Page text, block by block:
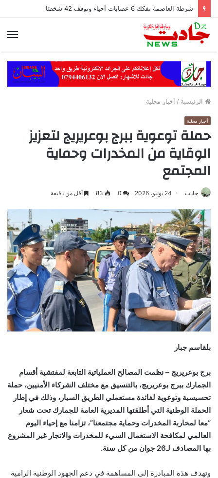
شرطة العاصمة تفكك 6 عصابات أحياء وتوقف 42 شخصًا
الرئيسية / أخبار محلية
أخبار محلية
حملة توعوية ببرج بوعريريج لتعزيز
الوقاية من المخدرات وحماية
المجتمع
جادت 24 يونيو، 2026 0
83 أقل من دقيقة
بلقاسم جبار
برج بوعريريج – نظمت المصالح العملياتية التابعة لمفتشية أقسام
الجمارك ببرج بوعريريج، بالتنسيق مع مختلف الشركاء الأمنيين، حملة
تحسيسية وتوعوية لفائدة مستعملي الطريق السيار، وذلك في إطار
الحملة الوطنية التي أطلقتها المديرية العامة للجمارك تحت شعار
“معا لمحاربة المخدرات وحماية مجتمعنا”، تزامنا مع إحياء اليوم
العالمي لمكافحة الاستعمال السيء للمخدرات والاتجار غير المشروع
بها المصادف لـ26 جوان من كل سنة.
وتهدف هذه المبادرة إلى المساهمة في دعم الجهود الوطنية الرامية